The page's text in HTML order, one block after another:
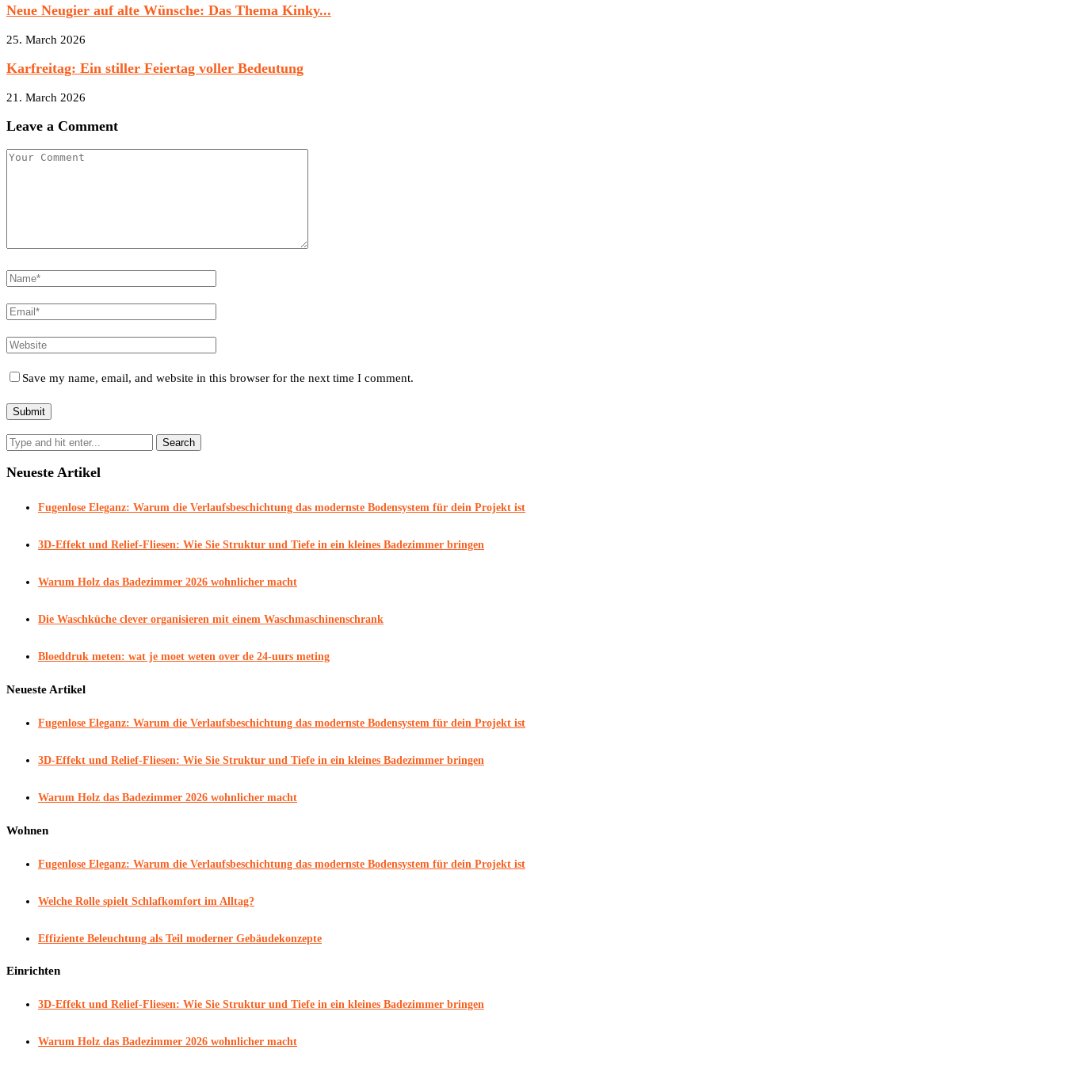
Neue Neugier auf alte Wünsche: Das Thema Kinky...
25. March 2026
Karfreitag: Ein stiller Feiertag voller Bedeutung
21. March 2026
Leave a Comment
Save my name, email, and website in this browser for the next time I comment.
Neueste Artikel
Fugenlose Eleganz: Warum die Verlaufsbeschichtung das modernste Bodensystem für dein Projekt ist
3D-Effekt und Relief-Fliesen: Wie Sie Struktur und Tiefe in ein kleines Badezimmer bringen
Warum Holz das Badezimmer 2026 wohnlicher macht
Die Waschküche clever organisieren mit einem Waschmaschinenschrank
Bloeddruk meten: wat je moet weten over de 24-uurs meting
Neueste Artikel
Fugenlose Eleganz: Warum die Verlaufsbeschichtung das modernste Bodensystem für dein Projekt ist
3D-Effekt und Relief-Fliesen: Wie Sie Struktur und Tiefe in ein kleines Badezimmer bringen
Warum Holz das Badezimmer 2026 wohnlicher macht
Wohnen
Fugenlose Eleganz: Warum die Verlaufsbeschichtung das modernste Bodensystem für dein Projekt ist
Welche Rolle spielt Schlafkomfort im Alltag?
Effiziente Beleuchtung als Teil moderner Gebäudekonzepte
Einrichten
3D-Effekt und Relief-Fliesen: Wie Sie Struktur und Tiefe in ein kleines Badezimmer bringen
Warum Holz das Badezimmer 2026 wohnlicher macht